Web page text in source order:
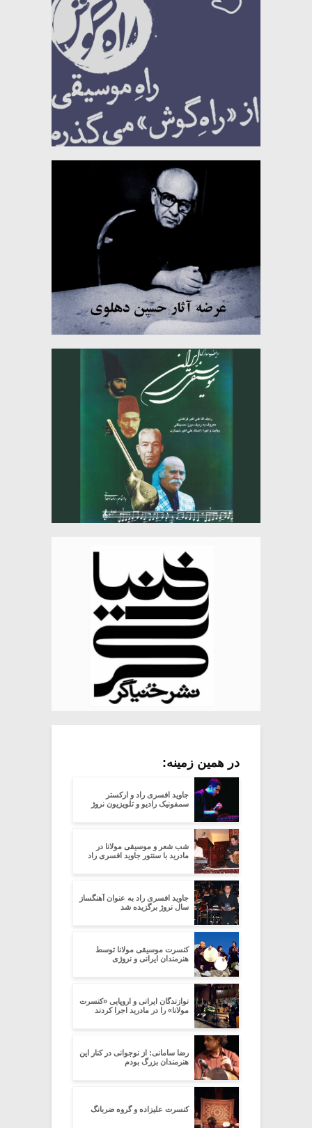
در همین زمینه:
جاوید افسری راد و ارکستر
سمفونیک رادیو و تلویزیون نروژ
شب شعر و موسیقی مولانا در
مادرید با سنتور جاوید افسری راد
جاوید افسری راد به عنوان آهنگساز
سال نروژ برگزیده شد
کنسرت موسیقی مولانا توسط
هنرمندان ایرانی و نروژی
نوازندگان ایرانی و اروپایی «کنسرت
مولانا» را در مادرید اجرا کردند
رضا سامانی: از نوجوانی در کنار این
هنرمندان بزرگ بودم
کنسرت علیزاده و گروه ضربانگ